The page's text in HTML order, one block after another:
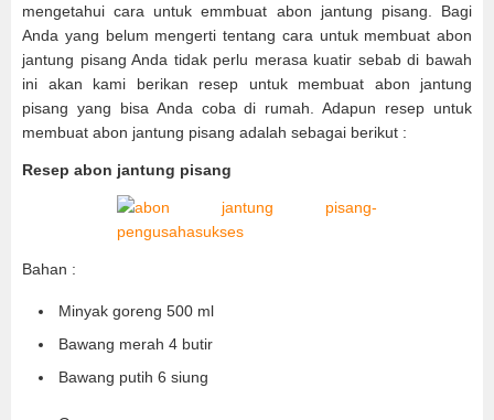
mengetahui cara untuk emmbuat abon jantung pisang. Bagi
Anda yang belum mengerti tentang cara untuk membuat abon
jantung pisang Anda tidak perlu merasa kuatir sebab di bawah
ini akan kami berikan resep untuk membuat abon jantung
pisang yang bisa Anda coba di rumah. Adapun resep untuk
membuat abon jantung pisang adalah sebagai berikut :
Resep abon jantung pisang
Bahan :
Minyak goreng 500 ml
Bawang merah 4 butir
Bawang putih 6 siung